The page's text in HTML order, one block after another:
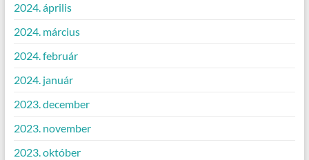
2024. április
2024. március
2024. február
2024. január
2023. december
2023. november
2023. október